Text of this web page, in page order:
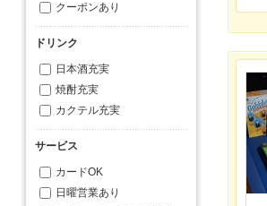
クーポンあり
ドリンク
日本酒充実
焼酎充実
カクテル充実
サービス
カードOK
日曜営業あり